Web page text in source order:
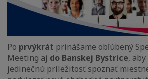
Po prvýkrát prinášame obľúbený
Meeting aj do Banskej Bystrice,
jedinečnú príležitosť spoznať